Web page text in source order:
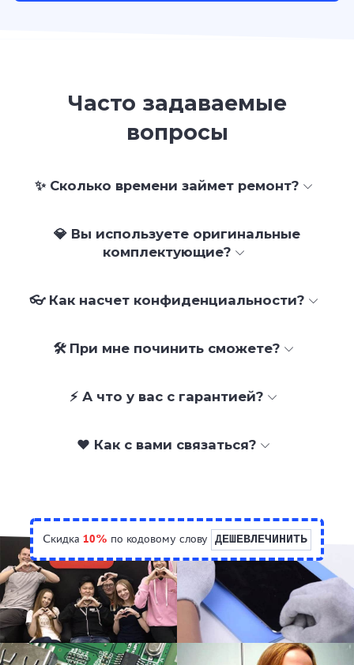
Часто задаваемые
вопросы
✨ Сколько времени займет ремонт?
💎 Вы используете оригинальные
комплектующие?
👓 Как насчет конфиденциальности?
🛠 При мне починить сможете?
⚡ А что у вас с гарантией?
❤️ Как с вами связаться?
Скидка 10% по кодовому слову ДЕШЕВЛЕЧИНИТЬ